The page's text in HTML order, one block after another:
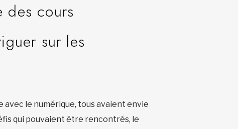
des cours
sur les
avec le numérique, tous avaient envie
qui pouvaient être rencontrés, le